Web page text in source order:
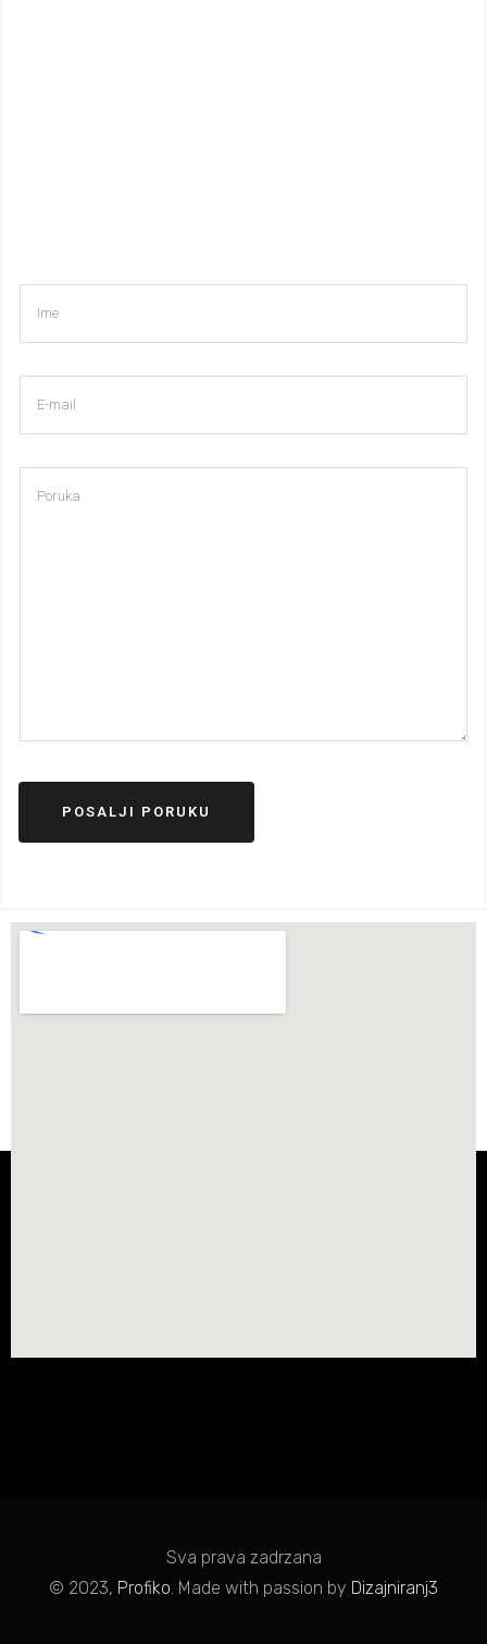
POSALJI PORUKU
Sva prava zadrzana
© 2023, Profiko. Made with passion by Dizajniranj3